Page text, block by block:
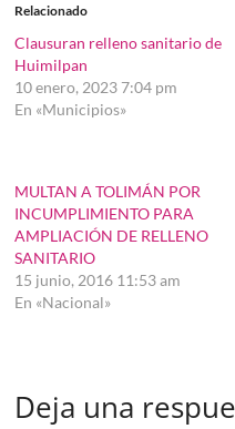
Relacionado
Clausuran relleno sanitario de
Huimilpan
10 enero, 2023 7:04 pm
En «Municipios»
MULTAN A TOLIMÁN POR
INCUMPLIMIENTO PARA
AMPLIACIÓN DE RELLENO
SANITARIO
15 junio, 2016 11:53 am
En «Nacional»
Deja una